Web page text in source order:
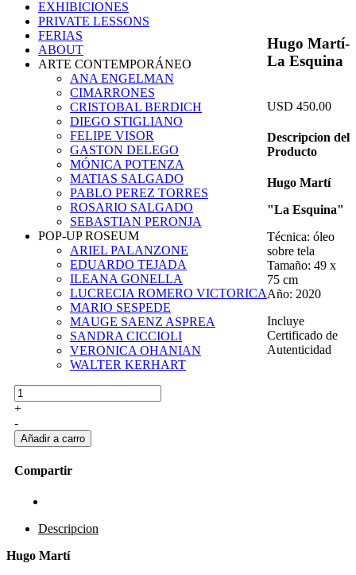
EXHIBICIONES
PRIVATE LESSONS
FERIAS
ABOUT
ARTE CONTEMPORÁNEO
ANA ENGELMAN
CIMARRONES
CRISTOBAL BERDICH
DIEGO STIGLIANO
FELIPE VISOR
GASTON DELEGO
MÓNICA POTENZA
MATIAS SALGADO
PABLO PEREZ TORRES
ROSARIO SALGADO
SEBASTIAN PERONJA
POP-UP ROSEUM
ARIEL PALANZONE
EDUARDO TEJADA
ILEANA GONELLA
LUCRECIA ROMERO VICTORICA
MARIO SESPEDE
MAUGE SAENZ ASPREA
SANDRA CICCIOLI
VERONICA OHANIAN
WALTER KERHART
Hugo Martí­
La Esquina
USD 450.00
Descripcion del
Producto
Hugo Martí
"La Esquina"
Técnica: óleo
sobre tela
Tamaño: 49 x
75 cm
Año: 2020
Incluye
Certificado de
Autenticidad
+
-
Compartir
Descripcion
Hugo Martí